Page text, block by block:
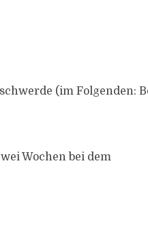
(im Folgenden:
Wochen bei dem